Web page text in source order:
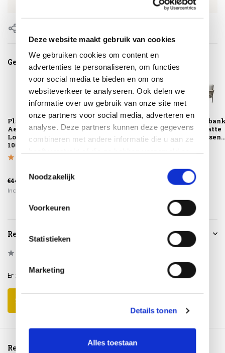
Deze website maakt gebruik van cookies
We gebruiken cookies om content en
advertenties te personaliseren, om functies
voor social media te bieden en om ons
websiteverkeer te analyseren. Ook delen we
informatie over uw gebruik van onze site met
onze partners voor social media, adverteren en
analyse. Deze partners kunnen deze gegevens
combineren met andere informatie die u aan ze
Noodzakelijk
Voorkeuren
Statistieken
Marketing
Details tonen
Alles toestaan
Gerelateerde producten
Platinum
AeroCover
Loungestoelhoes
100x100xH70
€44,95
Incl. btw
Montagelevering -
Extra gemak &
geen afval
Saigon 3-
aluminium latte
soft grey kussen...
€649,00
€499,00
Reviews
Er zijn nog geen reviews geschreven over dit product..
Schrijf je eigen review
Reeds bekeken